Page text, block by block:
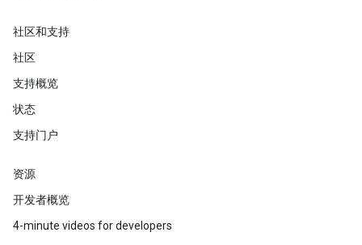
社区和支持
社区
支持概览
状态
支持门户
资源
开发者概览
4-minute videos for developers